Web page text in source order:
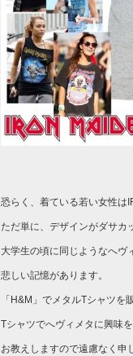
恐らく、着ている若い女性は
ただ単に、デザインがダサカ
大学生の頃に同じようなへヴ
悲しい記憶があります。
「H&M」でメタルTシャツ
Tシャツでへヴィメタに興味
お教えしますので遠慮なく申